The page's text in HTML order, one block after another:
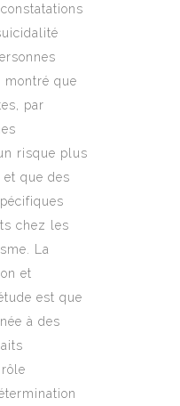
montré que
par
risque plus
que des
chez les
La
et
est que
à des